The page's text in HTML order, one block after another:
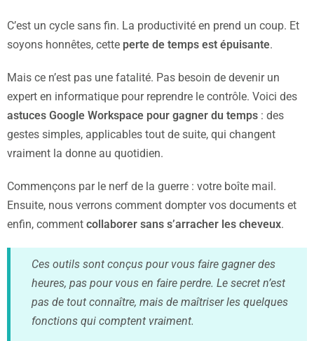
C’est un cycle sans fin. La productivité en prend un coup. Et
soyons honnêtes, cette perte de temps est épuisante.
Mais ce n’est pas une fatalité. Pas besoin de devenir un
expert en informatique pour reprendre le contrôle. Voici des
astuces Google Workspace pour gagner du temps : des
gestes simples, applicables tout de suite, qui changent
vraiment la donne au quotidien.
Commençons par le nerf de la guerre : votre boîte mail.
Ensuite, nous verrons comment dompter vos documents et
enfin, comment collaborer sans s’arracher les cheveux.
Ces outils sont conçus pour vous faire gagner des
heures, pas pour vous en faire perdre. Le secret n’est
pas de tout connaître, mais de maîtriser les quelques
fonctions qui comptent vraiment.